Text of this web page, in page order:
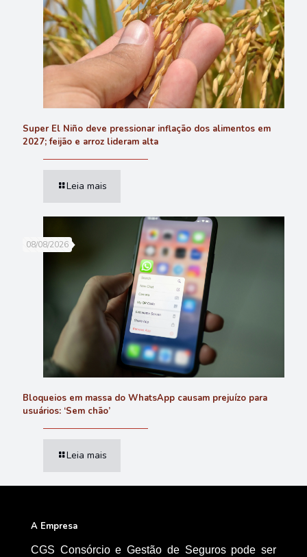
Super El Niño deve pressionar inflação dos alimentos em
2027; feijão e arroz lideram alta
Leia mais
08/08/2026
Bloqueios em massa do WhatsApp causam prejuízo para
usuários: ‘Sem chão’
Leia mais
A Empresa
CGS Consórcio e Gestão de Seguros pode ser